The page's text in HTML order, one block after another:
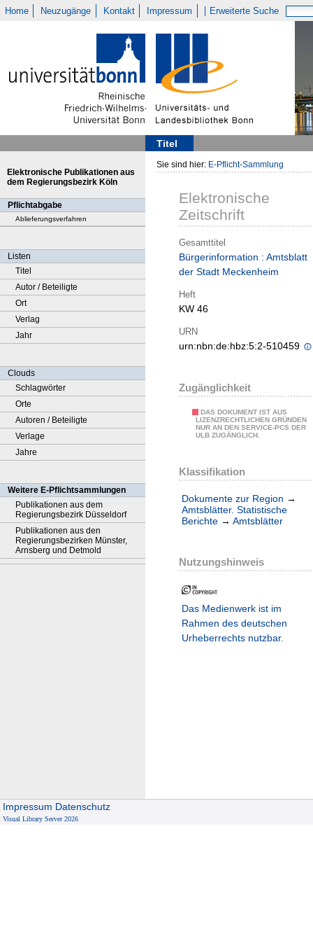
Home Neuzugänge Kontakt Impressum Erweiterte Suche
Titel
Elektronische Publikationen aus
dem Regierungsbezirk Köln
Pflichtabgabe
Ablieferungsverfahren
Listen
Titel
Autor / Beteiligte
Ort
Verlag
Jahr
Clouds
Schlagwörter
Orte
Autoren / Beteiligte
Verlage
Jahre
Weitere E-Pflichtsammlungen
Publikationen aus dem
Regierungsbezirk Düsseldorf
Publikationen aus den
Regierungsbezirken Münster,
Arnsberg und Detmold
Sie sind hier: E-Pflicht-Sammlung
Elektronische
Zeitschrift
Gesamttitel
Bürgerinformation : Amtsblatt
der Stadt Meckenheim
Heft
KW 46
URN
urn:nbn:de:hbz:5:2-510459
Zugänglichkeit
DAS DOKUMENT IST AUS
LIZENZRECHTLICHEN GRÜNDEN
NUR AN DEN SERVICE-PCS DER
ULB ZUGÄNGLICH.
Klassifikation
Dokumente zur Region →
Amtsblätter. Statistische
Berichte → Amtsblätter
Nutzungshinweis
Das Medienwerk ist im
Rahmen des deutschen
Urheberrechts nutzbar.
Impressum Datenschutz
Visual Library Server 2026